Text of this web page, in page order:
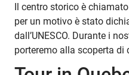
Il centro storico è
per un motivo è stato
dall’UNESCO. Durante i
porteremo alla scoperta